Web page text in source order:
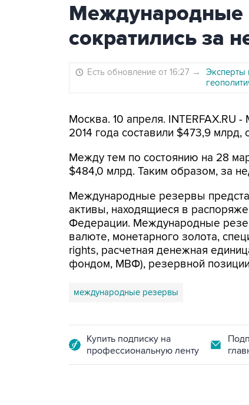
сократились за
Есть обновление от 16:27 →
Эксперты
Москва. 10 апреля.
2014 года составили $473,9
Между тем по состоянию на 28
$484,0 млрд. Таким образом, за
Международные резервы
активы, находящиеся в
Федерации. Международные
валюте, монетарного золота,
rights, расчетная денежная
фондом, МВФ), резервной
международные резервы
Купить подписку на
профессиональную ленту